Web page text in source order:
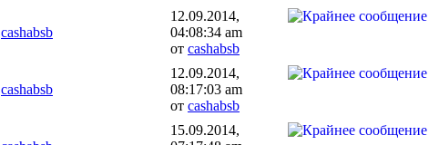
cashabsb
12.09.2014,
04:08:34 am
от cashabsb
cashabsb
12.09.2014,
08:17:03 am
от cashabsb
15.09.2014,